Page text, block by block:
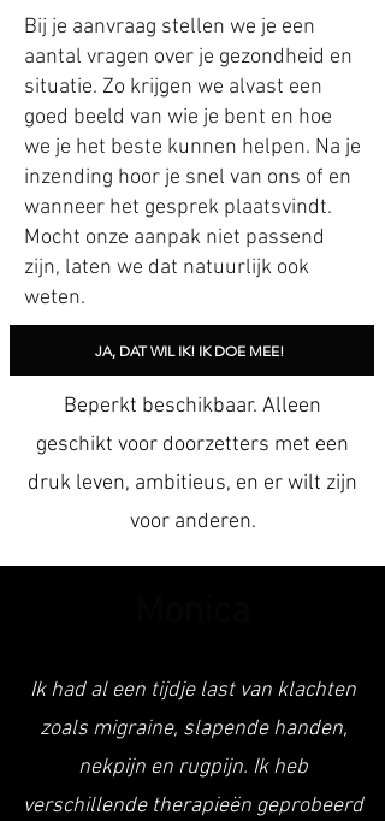
Bij je aanvraag stellen we je een
aantal vragen over je gezondheid en
situatie. Zo krijgen we alvast een
goed beeld van wie je bent en hoe
we je het beste kunnen helpen. Na je
inzending hoor je snel van ons of en
wanneer het gesprek plaatsvindt.
Mocht onze aanpak niet passend
zijn, laten we dat natuurlijk ook
weten.
JA, DAT WIL IK! IK DOE MEE!
Beperkt beschikbaar. Alleen
geschikt voor doorzetters met een
druk leven, ambitieus, en er wilt zijn
voor anderen.
Ik had al een tijdje last van klachten
zoals migraine, slapende handen,
nekpijn en rugpijn. Ik heb
verschillende therapieën geprobeerd